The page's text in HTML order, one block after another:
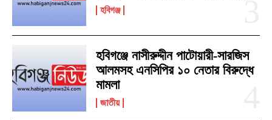
হবিগঞ্জ
হবিগঞ্জে নাসীরুদ্দীন পাটোয়ারী-সারজিস
আলমসহ এনসিপির ১০ নেতার বিরুদ্ধে
মামলা
জাতীয়